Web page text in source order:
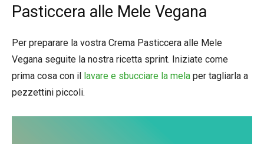
Pasticcera alle Mele Vegana
Per preparare la vostra Crema Pasticcera alle Mele
Vegana seguite la nostra ricetta sprint. Iniziate come
prima cosa con il lavare e sbucciare la mela per tagliarla a
pezzettini piccoli.